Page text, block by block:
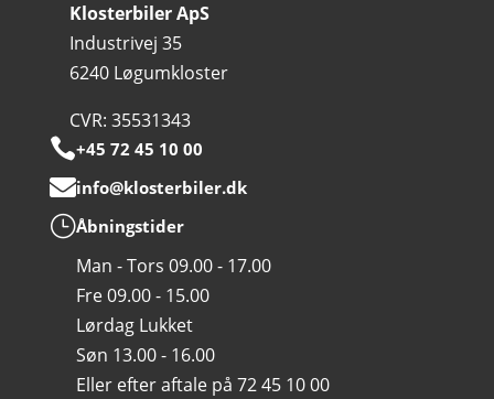
Klosterbiler ApS
Industrivej 35
6240 Løgumkloster
CVR: 35531343
+45 72 45 10 00
info@klosterbiler.dk
}Åbningstider
Man - Tors 09.00 - 17.00
Fre 09.00 - 15.00
Lørdag Lukket
Søn 13.00 - 16.00
Eller efter aftale på 72 45 10 00